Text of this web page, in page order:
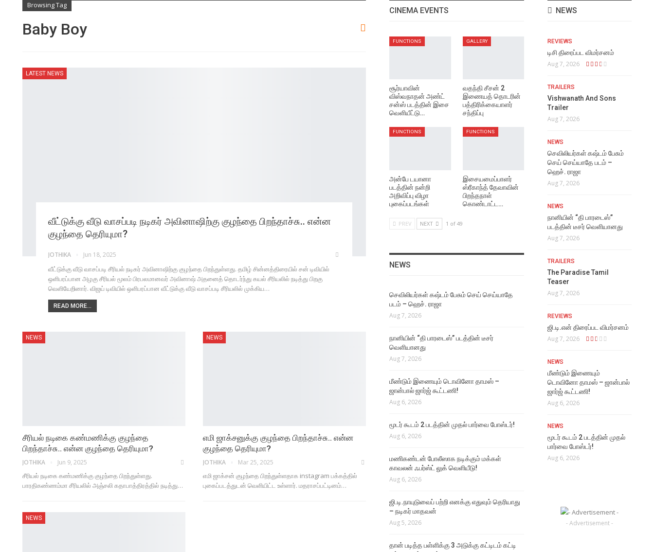
Browsing Tag
Baby Boy
LATEST NEWS
வீட்டுக்கு வீடு வாசப்படி நடிகர் அவினாஷிற்கு குழந்தை பிறந்தாச்சு.. என்ன
குழந்தை தெரியுமா?
JOTHIKA Jun 18, 2025
வீட்டுக்கு வீடு வாசப்படி சீரியல் நடிகர் அவினாஷிற்கு குழந்தை பிறந்துள்ளது. தமிழ் சின்னத்திரையில் சன் டிவியில்
ஒளிபரப்பான அழகு சீரியல் மூலம் பிரபலமானவர் அவினாஷ் அதனைத் தொடர்ந்து கயல் சீரியலில் நடித்து பிறகு
வெளியேறினார். விஜய் டிவியில் ஒளிபரப்பான வீட்டுக்கு வீடு வாசப்படி சீரியலில் முக்கிய…
READ MORE...
NEWS
சீரியல் நடிகை கண்மணிக்கு குழந்தை
பிறந்தாச்சு.. என்ன குழந்தை தெரியுமா?
JOTHIKA Jun 9, 2025
சீரியல் நடிகை கண்மணிக்கு குழந்தை பிறந்துள்ளது.
பாரதிகண்ணம்மா சீரியலில் அஞ்சலி கதாபாத்திரத்தில் நடித்து…
NEWS
எமி ஜாக்சனுக்கு குழந்தை பிறந்தாச்சு.. என்ன
குழந்தை தெரியுமா?
JOTHIKA Mar 25, 2025
எமி ஜாக்சன் குழந்தை பிறந்துள்ளதாக instagram பக்கத்தில்
புகைப்படத்துடன் வெளியிட்ட உள்ளார். மதராசப்பட்டினம்…
NEWS
CINEMA EVENTS
FUNCTIONS
சூர்யாவின்
விஸ்வநாதன் அண்ட்
சன்ஸ் படத்தின் இசை
வெளியீட்டு…
GALLERY
வதந்தி சீசன் 2
இணையத் தொடரின்
பத்திரிக்கையாளர்
சந்திப்பு
FUNCTIONS
அன்பே டயானா
படத்தின் நன்றி
அறிவிப்பு விழா
புகைப்படங்கள்
FUNCTIONS
இசையமைப்பாளர்
ஸ்ரீகாந்த் தேவாவின்
பிறந்தநாள்
கொண்டாட்ட…
PREV NEXT 1 of 49
NEWS
செவிலியர்கள் கஷ்டம் பேசும் செய் செய்யாதே
படம் – ஹெச். ராஜா
Aug 7, 2026
நானியின் “தி பாரடைஸ்” படத்தின் டீசர்
வெளியானது
Aug 7, 2026
மீண்டும் இணையும் டொவினோ தாமஸ் –
ஜான்பால் ஜார்ஜ் கூட்டணி!
Aug 6, 2026
மூடர் கூடம் 2 படத்தின் முதல் பார்வை போஸ்டர்!
Aug 6, 2026
மணிகண்டன் போலீஸாக நடிக்கும் மக்கள்
காவலன் ஃபர்ஸ்ட் லுக் வெளியீடு!
Aug 6, 2026
ஜி.டி.நாயுடுவைப் பற்றி எனக்கு எதுவும் தெரியாது
– நடிகர் மாதவன்
Aug 5, 2026
தான் படித்த பள்ளிக்கு 3 அடுக்கு கட்டிடம் கட்டி
NEWS
REVIEWS
டிசி திரைப்பட விமர்சனம்
Aug 7, 2026
TRAILERS
Vishwanath And Sons
Trailer
Aug 7, 2026
NEWS
செவிலியர்கள் கஷ்டம் பேசும்
செய் செய்யாதே படம் –
ஹெச். ராஜா
Aug 7, 2026
NEWS
நானியின் “தி பாரடைஸ்”
படத்தின் டீசர் வெளியானது
Aug 7, 2026
TRAILERS
The Paradise Tamil
Teaser
Aug 7, 2026
REVIEWS
ஜி.டி.என் திரைப்பட விமர்சனம்
Aug 7, 2026
NEWS
மீண்டும் இணையும்
டொவினோ தாமஸ் – ஜான்பால்
ஜார்ஜ் கூட்டணி!
Aug 6, 2026
NEWS
மூடர் கூடம் 2 படத்தின் முதல்
பார்வை போஸ்டர்!
Aug 6, 2026
- Advertisement -